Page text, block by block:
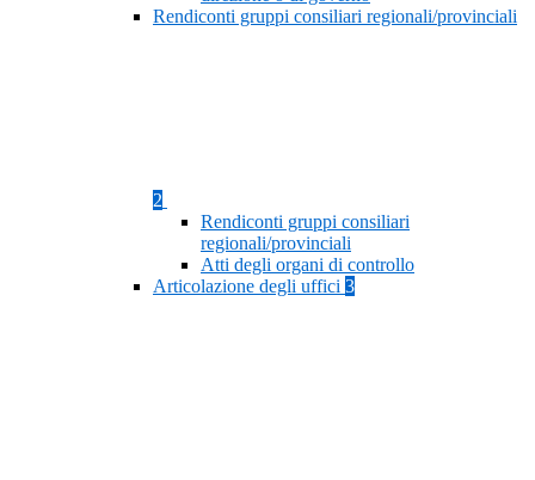
Rendiconti gruppi consiliari regionali/provinciali
2
Rendiconti gruppi consiliari
regionali/provinciali
Atti degli organi di controllo
Articolazione degli uffici 3